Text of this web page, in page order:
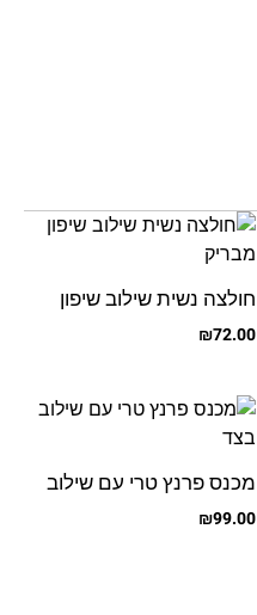
חולצה נשית שילוב שיפון
מבריק
₪72.00
מכנס פרנץ טרי עם שילוב
בצד ₪99.00